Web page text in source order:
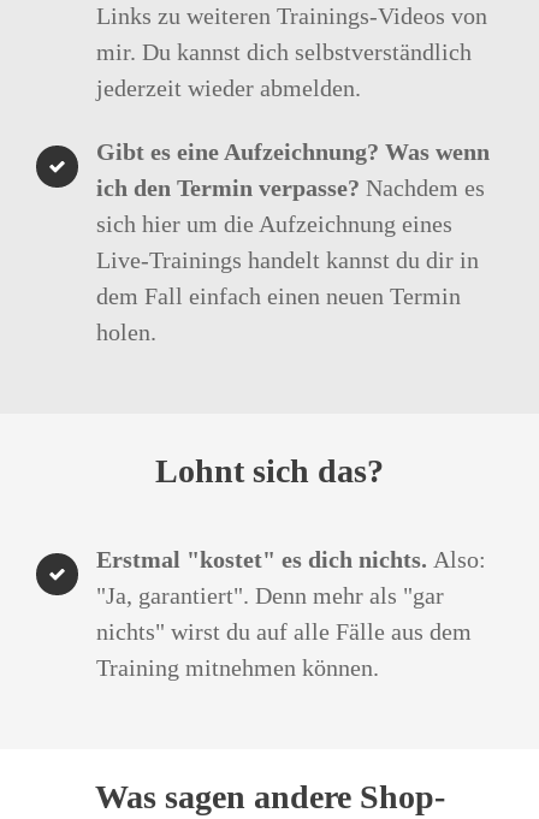
Links zu weiteren Trainings-Videos von
mir. Du kannst dich selbstverständlich
jederzeit wieder abmelden.
Gibt es eine Aufzeichnung? Was wenn
ich den Termin verpasse?Nachdem es
sich hier um die Aufzeichnung eines
Live-Trainings handelt kannst du dir in
dem Fall einfach einen neuen Termin
holen.
Lohnt sich das?
Erstmal "kostet" es dich nichts. Also:
"Ja, garantiert". Denn mehr als "gar
nichts" wirst du auf alle Fälle aus dem
Training mitnehmen können.
Was sagen andere Shop-